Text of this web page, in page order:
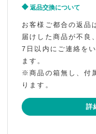
返品交換について
お客様ご都合の返品
届けした商品が不良
7日以内にご連絡を
ます。
※商品の箱無し、付
ります。
詳